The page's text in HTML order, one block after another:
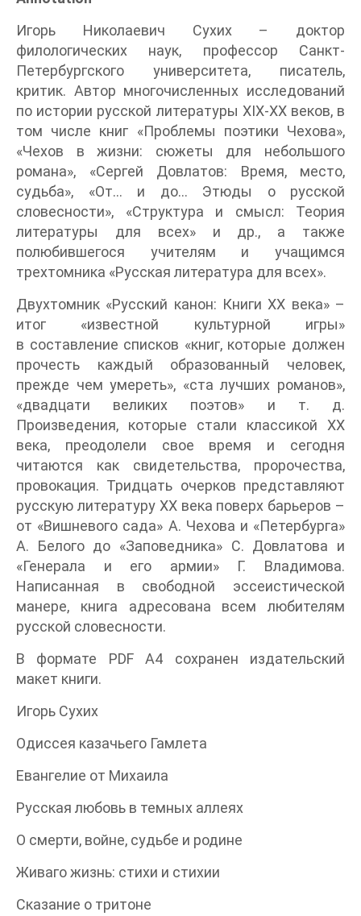
Игорь Николаевич Сухих – доктор
филологических наук, профессор Санкт-
Петербургского университета, писатель,
критик. Автор многочисленных исследований
по истории русской литературы XIX-XX веков, в
том числе книг «Проблемы поэтики Чехова»,
«Чехов в жизни: сюжеты для небольшого
романа», «Сергей Довлатов: Время, место,
судьба», «От… и до… Этюды о русской
словесности», «Структура и смысл: Теория
литературы для всех» и др., а также
полюбившегося учителям и учащимся
трехтомника «Русская литература для всех».
Двухтомник «Русский канон: Книги XX века» –
итог «известной культурной игры»
в составление списков «книг, которые должен
прочесть каждый образованный человек,
прежде чем умереть», «ста лучших романов»,
«двадцати великих поэтов» и т. д.
Произведения, которые стали классикой XX
века, преодолели свое время и сегодня
читаются как свидетельства, пророчества,
провокация. Тридцать очерков представляют
русскую литературу XX века поверх барьеров –
от «Вишневого сада» А. Чехова и «Петербурга»
А. Белого до «Заповедника» С. Довлатова и
«Генерала и его армии» Г. Владимова.
Написанная в свободной эссеистической
манере, книга адресована всем любителям
русской словесности.
В формате PDF A4 сохранен издательский
макет книги.
Игорь Сухих
Одиссея казачьего Гамлета
Евангелие от Михаила
Русская любовь в темных аллеях
О смерти, войне, судьбе и родине
Живаго жизнь: стихи и стихии
Сказание о тритоне